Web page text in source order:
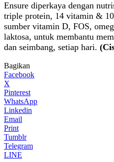
Ensure diperkaya dengan
triple protein, 14 vitamin &
sumber vitamin D, FOS,
laktosa, untuk membantu
dan seimbang, setiap hari.
Bagikan
Facebook
X
Pinterest
WhatsApp
Linkedin
Email
Print
Tumblr
Telegram
LINE